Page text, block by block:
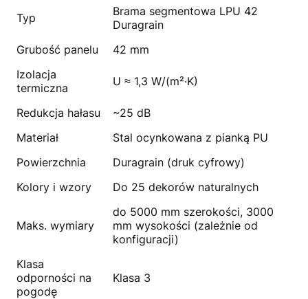
Typ
Brama segmentowa LPU 42
Duragrain
Grubość panelu
42 mm
Izolacja
termiczna
U ≈ 1,3 W/(m²·K)
Redukcja hałasu
~25 dB
Materiał
Stal ocynkowana z pianką PU
Powierzchnia
Duragrain (druk cyfrowy)
Kolory i wzory
Do 25 dekorów naturalnych
Maks. wymiary
do 5000 mm szerokości, 3000
mm wysokości (zależnie od
konfiguracji)
Klasa
odporności na
pogodę
Klasa 3